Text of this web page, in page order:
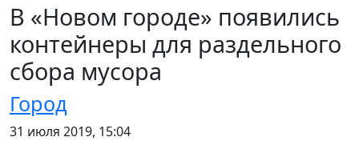
В «Новом городе» появились
контейнеры для раздельного
сбора мусора
Город
31 июля 2019, 15:04